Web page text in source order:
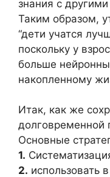
знания с
Таким образом,
“дети учатся
поскольку у
больше
накопленному
Итак, как же
долговременной
Основные
1.
2. использовать